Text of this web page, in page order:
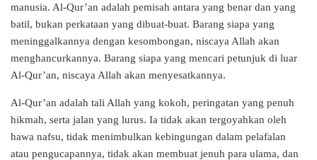
manusia. Al-Qur’an adalah pemisah antara yang benar dan yang
batil, bukan perkataan yang dibuat-buat. Barang siapa yang
meninggalkannya dengan kesombongan, niscaya Allah akan
menghancurkannya. Barang siapa yang mencari petunjuk di luar
Al-Qur’an, niscaya Allah akan menyesatkannya.
Al-Qur’an adalah tali Allah yang kokoh, peringatan yang penuh
hikmah, serta jalan yang lurus. Ia tidak akan tergoyahkan oleh
hawa nafsu, tidak menimbulkan kebingungan dalam pelafalan
atau pengucapannya, tidak akan membuat jenuh para ulama, dan